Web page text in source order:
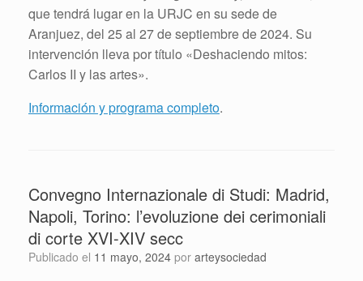
que tendrá lugar en la URJC en su sede de
Aranjuez, del 25 al 27 de septiembre de 2024. Su
intervención lleva por título «Deshaciendo mitos:
Carlos II y las artes».
Información y programa completo.
Convegno Internazionale di Studi: Madrid,
Napoli, Torino: l’evoluzione dei cerimoniali
di corte XVI-XIV secc
Publicado el 11 mayo, 2024 por arteysociedad